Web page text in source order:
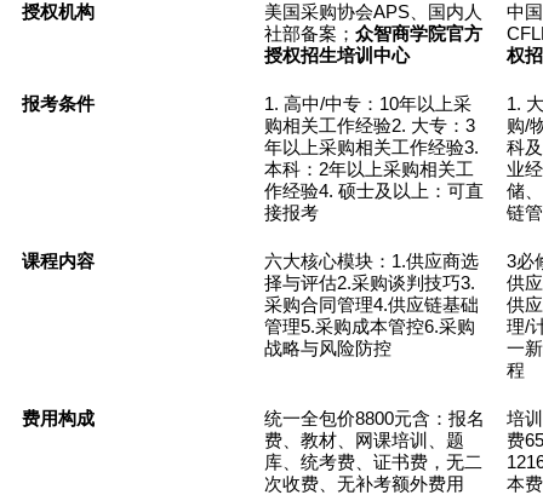
授权机构 美国采购协会APS 、国内人
社部备案； 众智商学院官方
授权招生培训中心
中
权
报考条件 1. 高中/中专： 10年以上采
购相关工作经验2. 大专： 3
年以上采购相关工作经验3.
本科： 2年以上采购相关工
作经验4. 硕士及以上：可直
接报考
1.
购/
科
业
储
链
课程内容 六大核心模块： 1.供应商选
择与评估2.采购谈判技巧3.
采购合同管理4.供应链基础
管理5.采购成本管控6.采购
战略与风险防控
3必
供
供
理/
一
程
费用构成 统一全包价8800元含：报名
费、教材、网课培训、题
库、统考费、证书费，无二
次收费、无补考额外费用
培
费
本